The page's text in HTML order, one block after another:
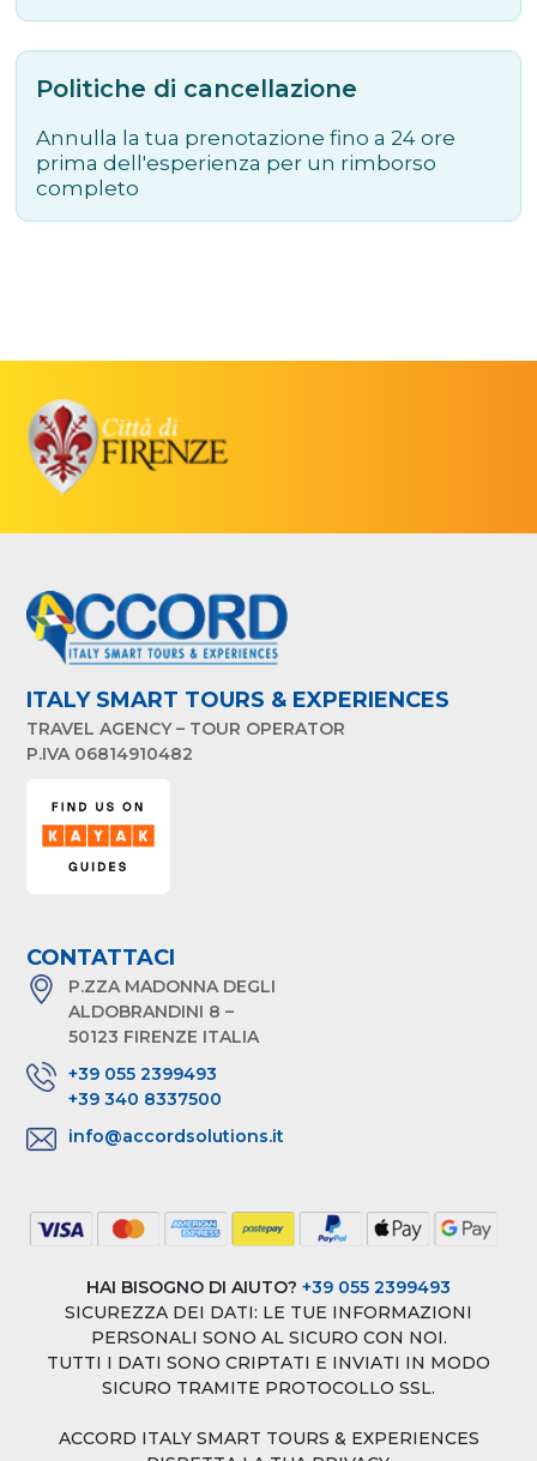
Politiche di cancellazione
Annulla la tua prenotazione fino a 24 ore
prima dell'esperienza per un rimborso
completo
ITALY SMART TOURS & EXPERIENCES
TRAVEL AGENCY – TOUR OPERATOR
P.IVA 06814910482
CONTATTACI
P.ZZA MADONNA DEGLI
ALDOBRANDINI 8 –
50123 FIRENZE ITALIA
+39 055 2399493
+39 340 8337500
info@accordsolutions.it
HAI BISOGNO DI AIUTO? +39 055 2399493
SICUREZZA DEI DATI: LE TUE INFORMAZIONI
PERSONALI SONO AL SICURO CON NOI.
TUTTI I DATI SONO CRIPTATI E INVIATI IN MODO
SICURO TRAMITE PROTOCOLLO SSL.
ACCORD ITALY SMART TOURS & EXPERIENCES